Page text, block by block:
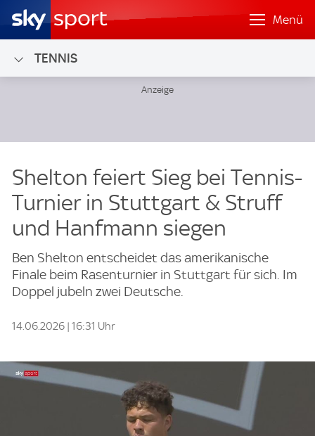
Menü
TENNIS
Shelton feiert Sieg bei Tennis-
Turnier in Stuttgart & Struff
und Hanfmann siegen
Ben Shelton entscheidet das amerikanische
Finale beim Rasenturnier in Stuttgart für sich. Im
Doppel jubeln zwei Deutsche.
14.06.2026 | 16:31 Uhr